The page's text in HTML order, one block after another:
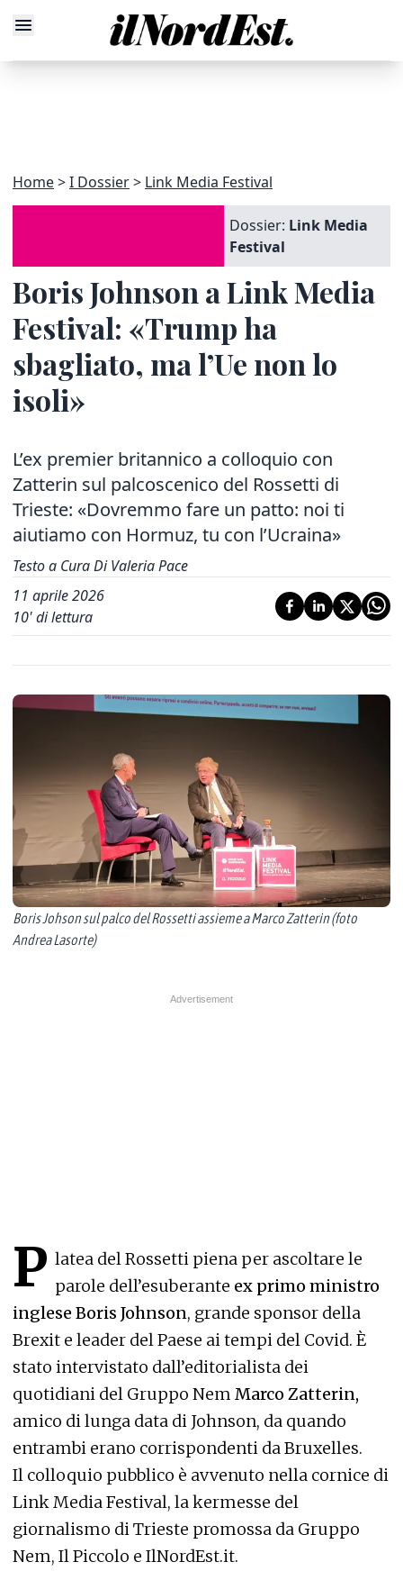
Home I Dossier Link Media Festival
Dossier: Link Media
Festival
Boris Johnson a Link Media
Festival: «Trump ha
sbagliato, ma l’Ue non lo
isoli»
L’ex premier britannico a colloquio con
Zatterin sul palcoscenico del Rossetti di
Trieste: «Dovremmo fare un patto: noi ti
aiutiamo con Hormuz, tu con l’Ucraina»
Testo a Cura Di Valeria Pace
11 aprile 2026
10' di lettura
Boris Johson sul palco del Rossetti assieme a Marco Zatterin (foto
Andrea Lasorte)
P latea del Rossetti piena per ascoltare le
parole dell’esuberante ex primo ministro
inglese Boris Johnson, grande sponsor della
Brexit e leader del Paese ai tempi del Covid. È
stato intervistato dall’editorialista dei
quotidiani del Gruppo Nem Marco Zatterin,
amico di lunga data di Johnson, da quando
entrambi erano corrispondenti da Bruxelles.
Il colloquio pubblico è avvenuto nella cornice di
Link Media Festival, la kermesse del
giornalismo di Trieste promossa da Gruppo
Nem, Il Piccolo e IlNordEst.it.